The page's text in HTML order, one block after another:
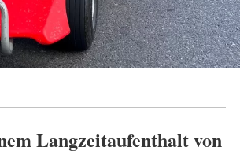
Langzeitaufenthalt von